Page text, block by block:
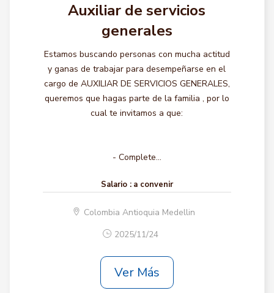
Auxiliar de servicios
generales
Estamos buscando personas con mucha actitud
y ganas de trabajar para desempeñarse en el
cargo de AUXILIAR DE SERVICIOS GENERALES,
queremos que hagas parte de la familia , por lo
cual te invitamos a que:
- Complete...
Salario : a convenir
Colombia Antioquia Medellin
2025/11/24
Ver Más